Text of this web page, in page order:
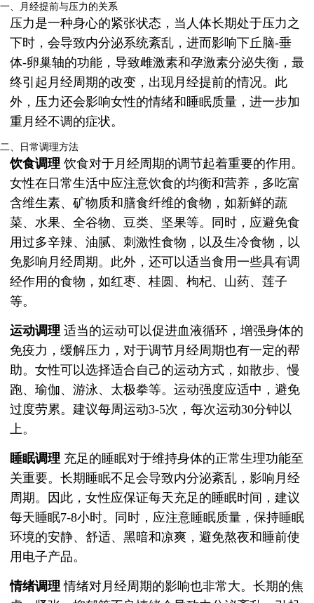
一、月经提前与压力的关系
压力是一种身心的紧张状态，当人体长期处于压力之
下时，会导致内分泌系统紊乱，进而影响下丘脑-垂
体-卵巢轴的功能，导致雌激素和孕激素分泌失衡，最
终引起月经周期的改变，出现月经提前的情况。此
外，压力还会影响女性的情绪和睡眠质量，进一步加
重月经不调的症状。
二、日常调理方法
饮食调理 饮食对于月经周期的调节起着重要的作用。
女性在日常生活中应注意饮食的均衡和营养，多吃富
含维生素、矿物质和膳食纤维的食物，如新鲜的蔬
菜、水果、全谷物、豆类、坚果等。同时，应避免食
用过多辛辣、油腻、刺激性食物，以及生冷食物，以
免影响月经周期。此外，还可以适当食用一些具有调
经作用的食物，如红枣、桂圆、枸杞、山药、莲子
等。
运动调理 适当的运动可以促进血液循环，增强身体的
免疫力，缓解压力，对于调节月经周期也有一定的帮
助。女性可以选择适合自己的运动方式，如散步、慢
跑、瑜伽、游泳、太极拳等。运动强度应适中，避免
过度劳累。建议每周运动3-5次，每次运动30分钟以
上。
睡眠调理 充足的睡眠对于维持身体的正常生理功能至
关重要。长期睡眠不足会导致内分泌紊乱，影响月经
周期。因此，女性应保证每天充足的睡眠时间，建议
每天睡眠7-8小时。同时，应注意睡眠质量，保持睡眠
环境的安静、舒适、黑暗和凉爽，避免熬夜和睡前使
用电子产品。
情绪调理 情绪对月经周期的影响也非常大。长期的焦